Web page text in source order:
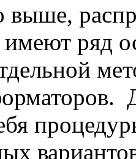
выше,
имеют ряд